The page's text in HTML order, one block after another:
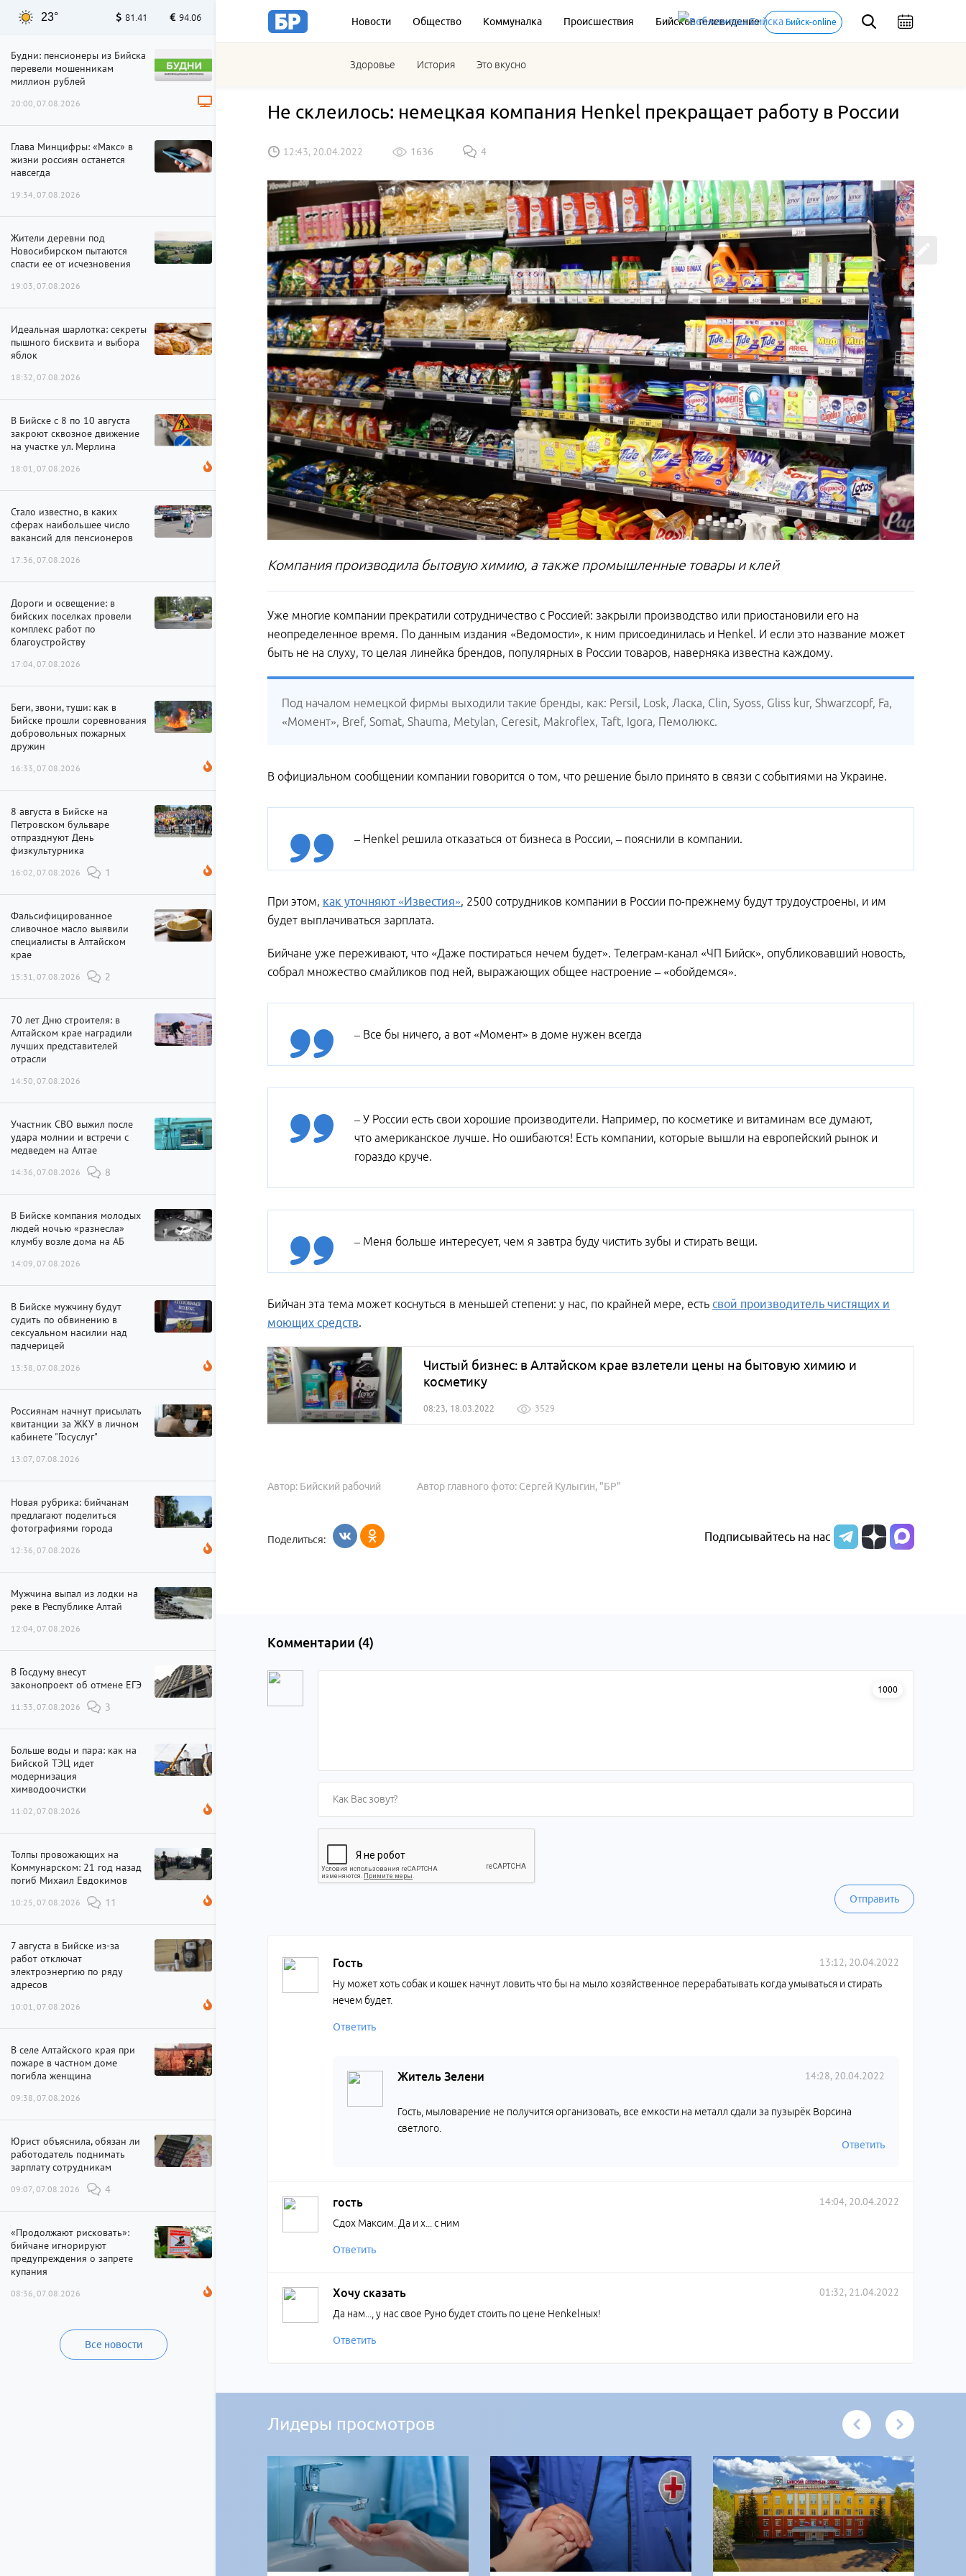
Новости Общество Коммуналка Происшествия Бийское телевидение Бийск-online
Здоровье История Это вкусно
23° 81.41 94.06
Будни: пенсионеры из Бийска
перевели мошенникам
миллион рублей
20:00, 07.08.2026
Глава Минцифры: «Макс» в
жизни россиян останется
навсегда
19:34, 07.08.2026
Жители деревни под
Новосибирском пытаются
спасти ее от исчезновения
19:03, 07.08.2026
Идеальная шарлотка: секреты
пышного бисквита и выбора
яблок
18:32, 07.08.2026
В Бийске с 8 по 10 августа
закроют сквозное движение
на участке ул. Мерлина
18:01, 07.08.2026
Стало известно, в каких
сферах наибольшее число
вакансий для пенсионеров
17:36, 07.08.2026
Дороги и освещение: в
бийских поселках провели
комплекс работ по
благоустройству
17:04, 07.08.2026
Беги, звони, туши: как в
Бийске прошли соревнования
добровольных пожарных
дружин
16:33, 07.08.2026
8 августа в Бийске на
Петровском бульваре
отпразднуют День
физкультурника
16:02, 07.08.2026 1
Фальсифицированное
сливочное масло выявили
специалисты в Алтайском
крае
15:31, 07.08.2026 2
70 лет Дню строителя: в
Алтайском крае наградили
лучших представителей
отрасли
14:50, 07.08.2026
Участник СВО выжил после
удара молнии и встречи с
медведем на Алтае
14:36, 07.08.2026 8
В Бийске компания молодых
людей ночью «разнесла»
клумбу возле дома на АБ
14:09, 07.08.2026
В Бийске мужчину будут
судить по обвинению в
сексуальном насилии над
падчерицей
13:38, 07.08.2026
Россиянам начнут присылать
квитанции за ЖКУ в личном
кабинете "Госуслуг"
13:07, 07.08.2026
Новая рубрика: бийчанам
предлагают поделиться
фотографиями города
12:36, 07.08.2026
Мужчина выпал из лодки на
реке в Республике Алтай
12:04, 07.08.2026
В Госдуму внесут
законопроект об отмене ЕГЭ
11:33, 07.08.2026 3
Больше воды и пара: как на
Бийской ТЭЦ идет
модернизация
химводоочистки
11:02, 07.08.2026
Толпы провожающих на
Коммунарском: 21 год назад
погиб Михаил Евдокимов
10:25, 07.08.2026 11
7 августа в Бийске из-за
работ отключат
электроэнергию по ряду
адресов
10:01, 07.08.2026
В селе Алтайского края при
пожаре в частном доме
погибла женщина
09:38, 07.08.2026
Юрист объяснила, обязан ли
работодатель поднимать
зарплату сотрудникам
09:07, 07.08.2026 4
«Продолжают рисковать»:
бийчане игнорируют
предупреждения о запрете
купания
08:36, 07.08.2026
Все новости
Не склеилось: немецкая компания Henkel прекращает работу в России
12:43, 20.04.2022 1636 4
Компания производила бытовую химию, а также промышленные товары и клей
Уже многие компании прекратили сотрудничество с Россией: закрыли производство или приостановили его на
неопределенное время. По данным издания «Ведомости», к ним присоединилась и Henkel. И если это название может
быть не на слуху, то целая линейка брендов, популярных в России товаров, наверняка известна каждому.
Под началом немецкой фирмы выходили такие бренды, как: Persil, Losk, Ласка, Clin, Syoss, Gliss kur, Shwarzcopf, Fa,
«Момент», Bref, Somat, Shauma, Metylan, Ceresit, Makroflex, Taft, Igora, Пемолюкс.
В официальном сообщении компании говорится о том, что решение было принято в связи с событиями на Украине.
– Henkel решила отказаться от бизнеса в России, – пояснили в компании.
При этом, как уточняют «Известия», 2500 сотрудников компании в России по-прежнему будут трудоустроены, и им
будет выплачиваться зарплата.
Бийчане уже переживают, что «Даже постираться нечем будет». Телеграм-канал «ЧП Бийск», опубликовавший новость,
собрал множество смайликов под ней, выражающих общее настроение – «обойдемся».
– Все бы ничего, а вот «Момент» в доме нужен всегда
– У России есть свои хорошие производители. Например, по косметике и витаминам все думают,
что американское лучше. Но ошибаются! Есть компании, которые вышли на европейский рынок и
гораздо круче.
– Меня больше интересует, чем я завтра буду чистить зубы и стирать вещи.
Бийчан эта тема может коснуться в меньшей степени: у нас, по крайней мере, есть свой производитель чистящих и
моющих средств.
Чистый бизнес: в Алтайском крае взлетели цены на бытовую химию и
косметику
08:23, 18.03.2022 3529
Автор: Бийский рабочий Автор главного фото: Сергей Кулыгин, "БР"
Поделиться: Подписывайтесь на нас
Комментарии (4)
1000
Отправить
Гость 13:12, 20.04.2022
Ну может хоть собак и кошек начнут ловить что бы на мыло хозяйственное перерабатывать когда умываться и стирать
нечем будет.
Ответить
Житель Зелени 14:28, 20.04.2022
Гость, мыловарение не получится организовать, все емкости на металл сдали за пузырёк Ворсина
светлого.
Ответить
гость 14:04, 20.04.2022
Сдох Максим. Да и х... с ним
Ответить
Хочу сказать 01:32, 21.04.2022
Да нам..., у нас свое Руно будет стоить по цене Henkelных!
Ответить
Лидеры просмотров